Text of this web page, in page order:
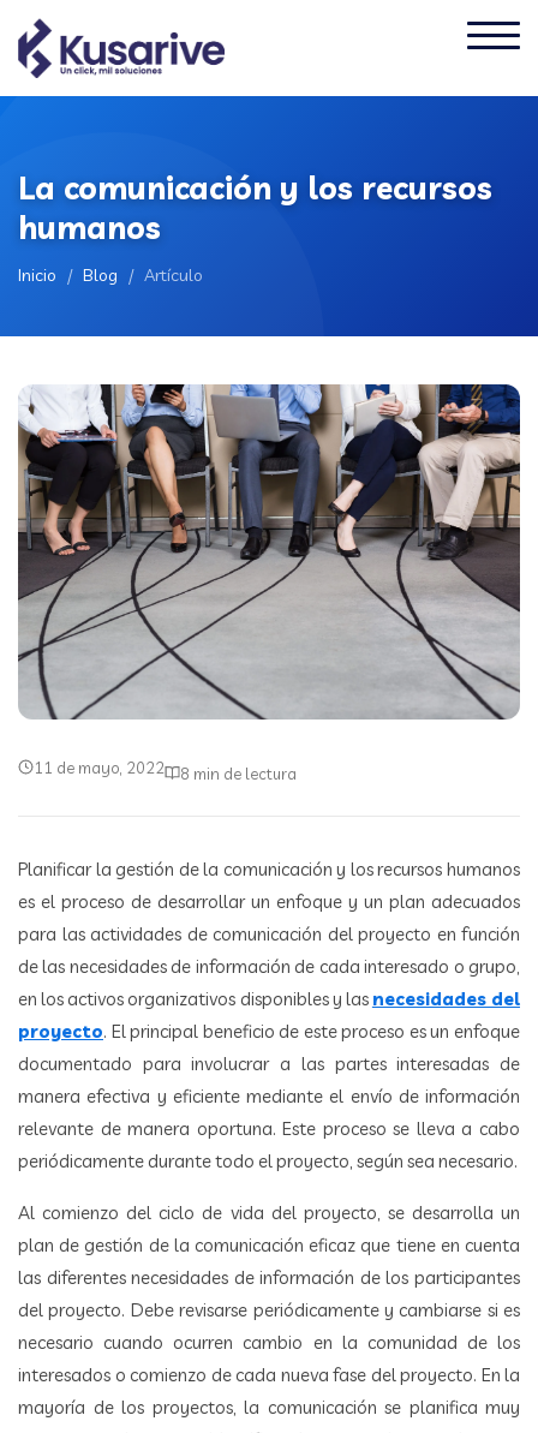
La comunicación y los recursos
humanos
Inicio / Blog / Artículo
11 de mayo, 2022 8 min de lectura
Planificar la gestión de la comunicación y los recursos humanos
es el proceso de desarrollar un enfoque y un plan adecuados
para las actividades de comunicación del proyecto en función
de las necesidades de información de cada interesado o grupo,
en los activos organizativos disponibles y las necesidades del
proyecto. El principal beneficio de este proceso es un enfoque
documentado para involucrar a las partes interesadas de
manera efectiva y eficiente mediante el envío de información
relevante de manera oportuna. Este proceso se lleva a cabo
periódicamente durante todo el proyecto, según sea necesario.
Al comienzo del ciclo de vida del proyecto, se desarrolla un
plan de gestión de la comunicación eficaz que tiene en cuenta
las diferentes necesidades de información de los participantes
del proyecto. Debe revisarse periódicamente y cambiarse si es
necesario cuando ocurren cambio en la comunidad de los
interesados o comienzo de cada nueva fase del proyecto. En la
mayoría de los proyectos, la comunicación se planifica muy